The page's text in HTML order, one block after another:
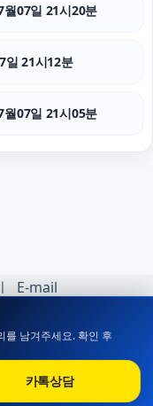
07일 21시20분
일 21시12분
07일 21시05분
E-mail
reserved.
를 남겨주세요. 확인 후
카톡상담